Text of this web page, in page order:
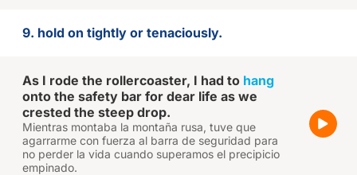
9. hold on tightly or tenaciously.
As I rode the rollercoaster, I had to hang
onto the safety bar for dear life as we
crested the steep drop.
Mientras montaba la montaña rusa, tuve que
agarrarme con fuerza al barra de seguridad para
no perder la vida cuando superamos el precipicio
empinado.